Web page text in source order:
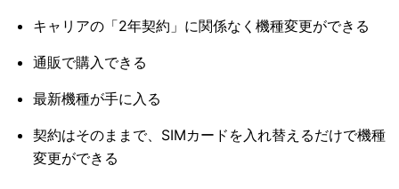
キャリアの「2年契約」に関係なく機種変更ができる
通販で購入できる
最新機種が手に入る
契約はそのままで、SIMカードを入れ替えるだけで機種
変更ができる